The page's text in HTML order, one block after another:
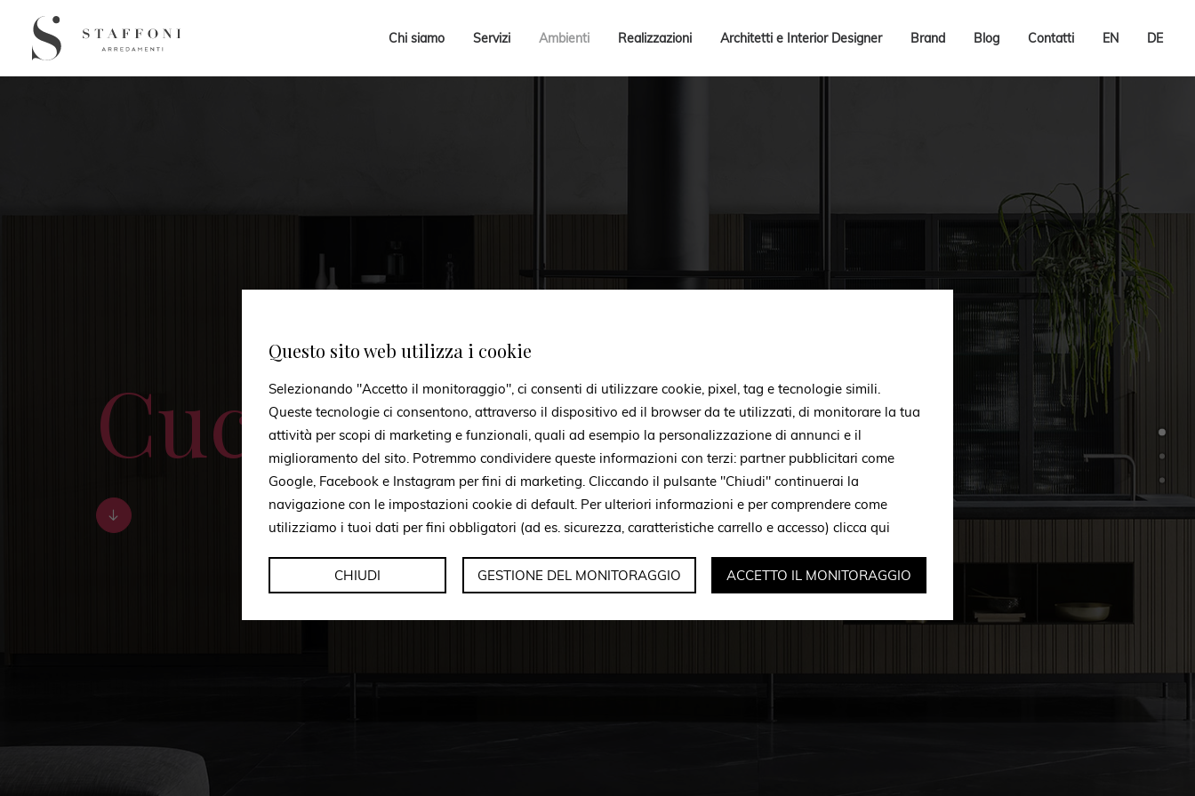
Chi siamo Servizi Ambienti Realizzazioni Architetti e Interior Designer Brand Blog Contatti EN DE
Cucina
Questo sito web utilizza i cookie
Selezionando "Accetto il monitoraggio", ci consenti di utilizzare cookie, pixel, tag e tecnologie simili.
Queste tecnologie ci consentono, attraverso il dispositivo ed il browser da te utilizzati, di monitorare la tua
attività per scopi di marketing e funzionali, quali ad esempio la personalizzazione di annunci e il
miglioramento del sito. Potremmo condividere queste informazioni con terzi: partner pubblicitari come
Google, Facebook e Instagram per fini di marketing. Cliccando il pulsante "Chiudi" continuerai la
navigazione con le impostazioni cookie di default. Per ulteriori informazioni e per comprendere come
utilizziamo i tuoi dati per fini obbligatori (ad es. sicurezza, caratteristiche carrello e accesso) clicca qui
CHIUDI GESTIONE DEL MONITORAGGIO ACCETTO IL MONITORAGGIO